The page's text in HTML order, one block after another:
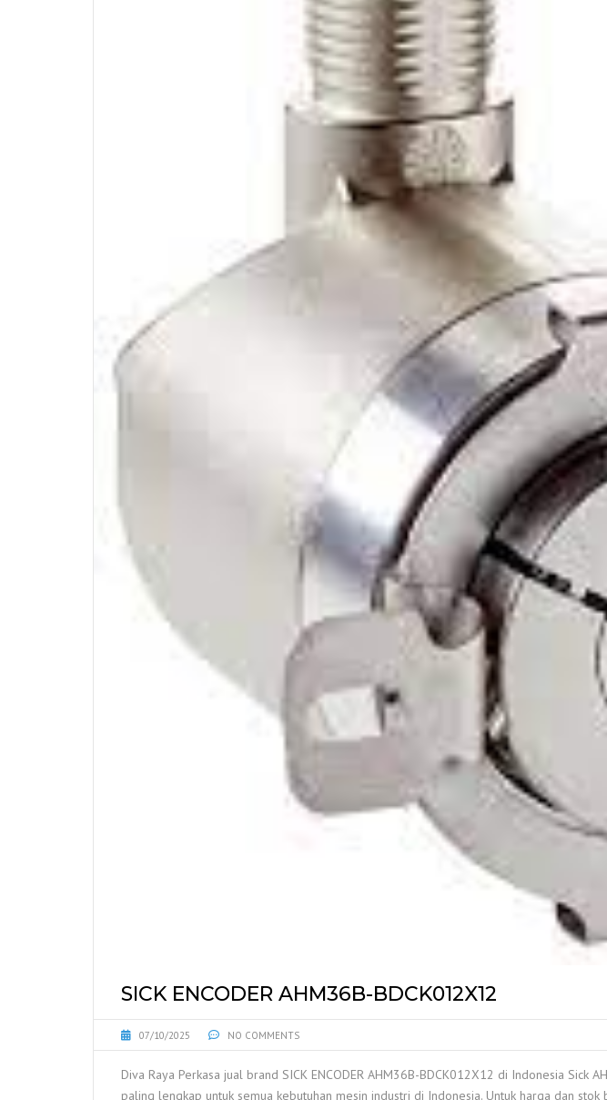
SICK ENCODER AHM36B-BDCK012X12
07/10/2025 NO COMMENTS
Diva Raya Perkasa jual brand SICK ENCODER AHM36B-BDCK012X12 di Indonesia
paling lengkap untuk semua kebutuhan mesin industri di Indonesia. Untuk harga dan